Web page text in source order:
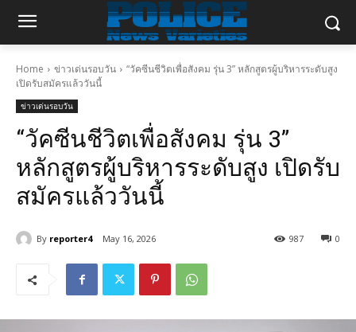
Home ข่าวเด่นรอบวัน
“วัคซีนชีวิตเพื่อสังคม รุ่น 3” หลักสูตรผู้บริหารระดับสูง
เปิดรับสมัครแล้ววันนี้
ข่าวเด่นรอบวัน
“วัคซีนชีวิตเพื่อสังคม รุ่น 3”
หลักสูตรผู้บริหารระดับสูง เปิดรับ
สมัครแล้ววันนี้
By reporter4 May 16, 2026 0
987